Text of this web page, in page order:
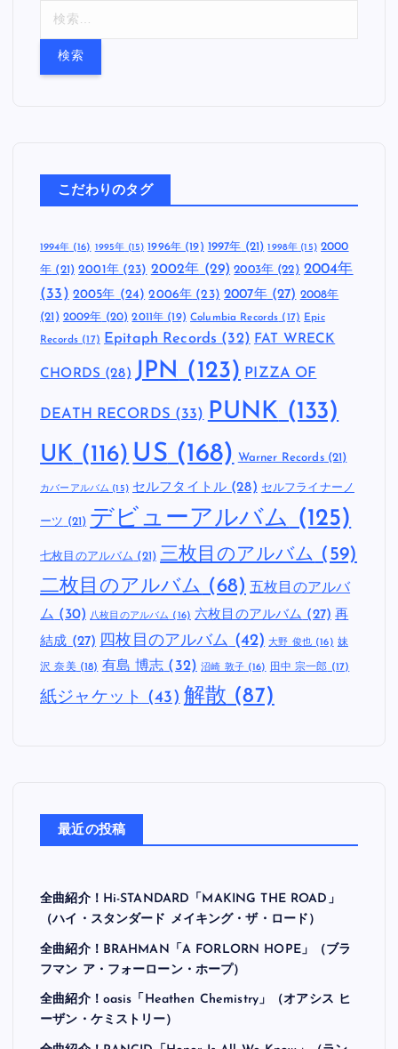
こだわりのタグ
1994年(16) 1995年 (15) 1996年(19) 1997年 (21) 1998年 (15) 2000
年 (21) 2001年(23) 2002年 (29) 2003年 (22) 2004年
(33) 2005年 (24) 2006年 (23) 2007年(27) 2008年
(21) 2009年 (20) 2011年 (19) Columbia Records (17) Epic
Records (17) Epitaph Records (32) FAT WRECK
CHORDS (28) JPN (123) PIZZA OF
DEATH RECORDS (33) PUNK (133)
UK (116) US (168) Warner Records(21)
カバーアルバム (15) セルフタイトル(28) セルフライナーノ
ーツ (21) デビューアルバム (125)
七枚目のアルバム (21) 三枚目のアルバム (59)
二枚目のアルバム (68) 五枚目のアルバ
ム (30) 八枚目のアルバム (16) 六枚目のアルバム (27) 再
結成 (27) 四枚目のアルバム (42) 大野 俊也(16) 妹
沢 奈美(18) 有島 博志 (32) 沼崎 敦子(16) 田中 宗一郎 (17)
紙ジャケット (43) 解散 (87)
最近の投稿
全曲紹介！Hi-STANDARD「MAKING THE ROAD」
（ハイ・スタンダード メイキング・ザ・ロード）
全曲紹介！BRAHMAN「A FORLORN HOPE」（ブラ
フマン ア・フォーローン・ホープ）
全曲紹介！oasis「Heathen Chemistry」（オアシス ヒ
ーザン・ケミストリー）